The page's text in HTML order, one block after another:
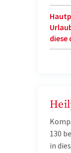
diese
130
in